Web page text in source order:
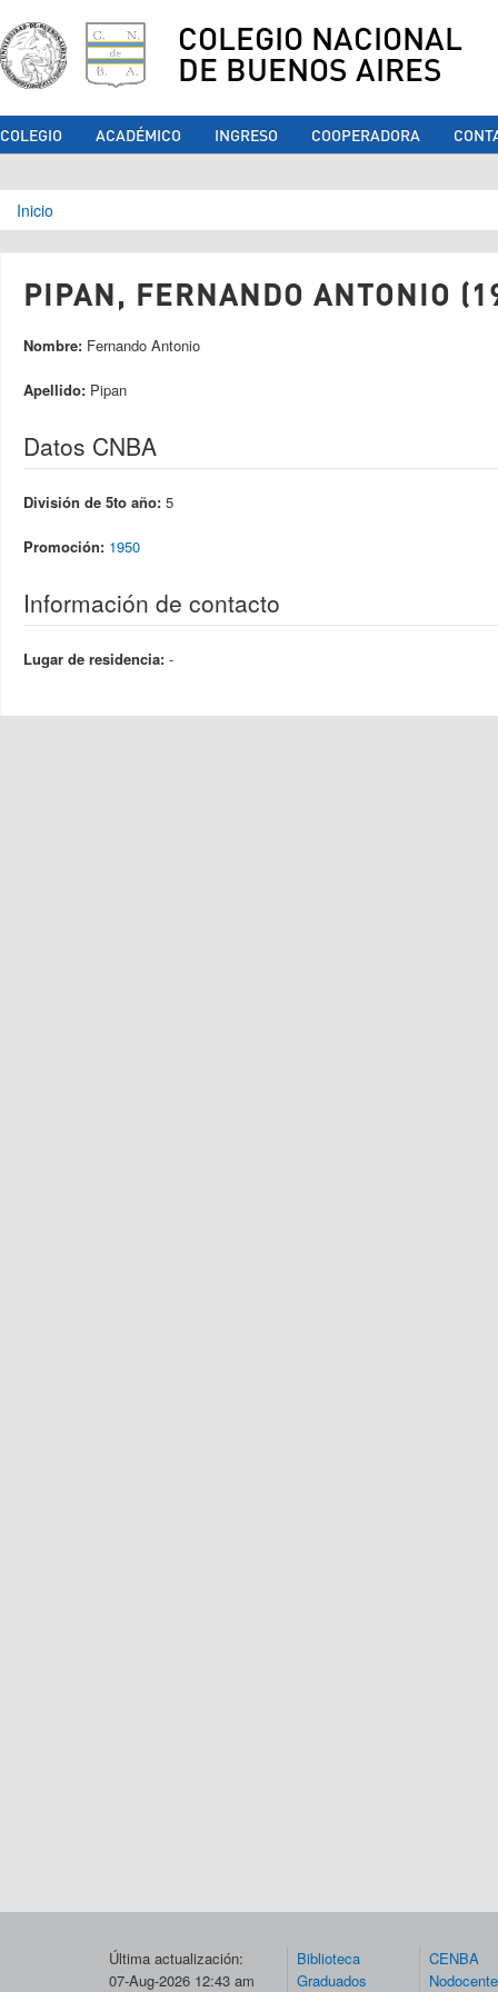
COLEGIO NACIONAL
DE BUENOS AIRES
COLEGIO ACADÉMICO INGRESO COOPERADORA
Se encuentra usted aquí
Inicio
PIPAN, FERNANDO ANTONIO
Nombre: Fernando Antonio
Apellido: Pipan
Datos CNBA
División de 5to año: 5
Promoción: 1950
Información de contacto
Lugar de residencia: -
Última actualización:
07-Aug-2026 12:43 am
Biblioteca
Graduados
CENBA